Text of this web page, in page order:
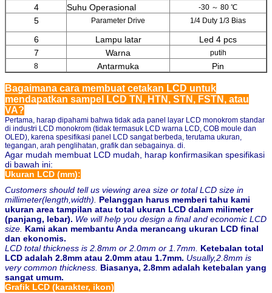
4
Suhu Operasional -30 ～ 80 ℃
5 Parameter Drive 1/4 Duty 1/3 Bias
6 Lampu latar
Led 4 pcs
7
Warna
putih
8
Antarmuka Pin
Bagaimana cara membuat cetakan LCD untuk
mendapatkan sampel LCD TN, HTN, STN, FSTN, atau
VA?
Pertama, harap dipahami bahwa tidak ada panel layar LCD monokrom standar
di industri LCD monokrom (tidak termasuk LCD warna LCD, COB moule dan
OLED), karena spesifikasi panel LCD sangat berbeda, terutama ukuran,
tegangan, arah penglihatan, grafik dan sebagainya. di.
Agar mudah membuat LCD mudah, harap konfirmasikan spesifikasi
di bawah ini:
Ukuran LCD (mm):
Customers should tell us viewing area size or total LCD size in
millimeter(length,width).
Pelanggan harus memberi tahu kami
ukuran area tampilan atau total ukuran LCD dalam milimeter
(panjang, lebar). We will help you design a final and economic LCD
size. Kami akan membantu Anda merancang ukuran LCD final
dan ekonomis.
LCD total thickness is 2.8mm or 2.0mm or 1.7mm.
Ketebalan total
LCD adalah 2.8mm atau 2.0mm atau 1.7mm. Usually,2.8mm is
very common thickness. Biasanya, 2.8mm adalah ketebalan yang
sangat umum.
Grafik LCD (karakter, ikon)